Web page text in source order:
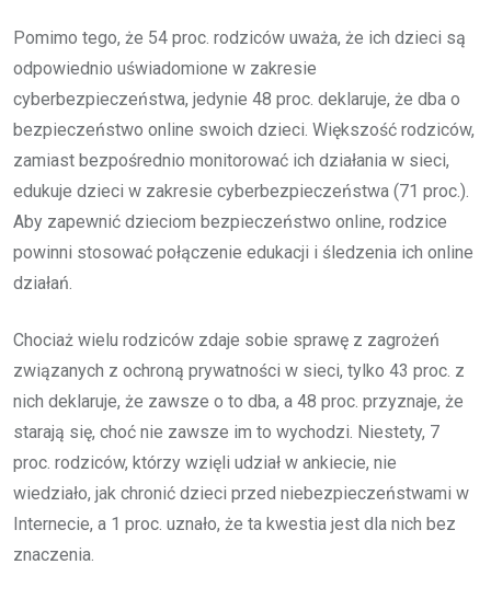
Pomimo tego, że 54 proc. rodziców uważa, że ich dzieci są
odpowiednio uświadomione w zakresie
cyberbezpieczeństwa, jedynie 48 proc. deklaruje, że dba o
bezpieczeństwo online swoich dzieci. Większość rodziców,
zamiast bezpośrednio monitorować ich działania w sieci,
edukuje dzieci w zakresie cyberbezpieczeństwa (71 proc.).
Aby zapewnić dzieciom bezpieczeństwo online, rodzice
powinni stosować połączenie edukacji i śledzenia ich online
działań.
Chociaż wielu rodziców zdaje sobie sprawę z zagrożeń
związanych z ochroną prywatności w sieci, tylko 43 proc. z
nich deklaruje, że zawsze o to dba, a 48 proc. przyznaje, że
starają się, choć nie zawsze im to wychodzi. Niestety, 7
proc. rodziców, którzy wzięli udział w ankiecie, nie
wiedziało, jak chronić dzieci przed niebezpieczeństwami w
Internecie, a 1 proc. uznało, że ta kwestia jest dla nich bez
znaczenia.